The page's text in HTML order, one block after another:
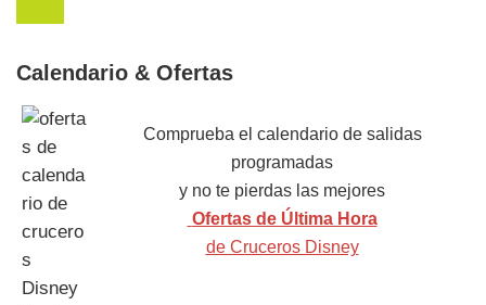
Calendario & Ofertas
Comprueba el calendario de salidas
programadas
y no te pierdas las mejores
Ofertas de Última Hora
de Cruceros Disney